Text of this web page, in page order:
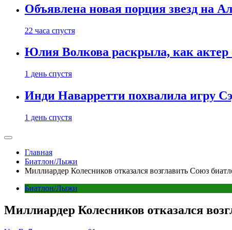
Объявлена новая порция звезд на
22 часа спустя
Юлия Волкова раскрыла, как актер
1 день спустя
Инди Наварретти похвалила игру
1 день спустя
Главная
Биатлон/Лыжи
Миллиардер Колесников отказался возглавить Союз
Биатлон/Лыжи
Миллиардер Колесников отказался